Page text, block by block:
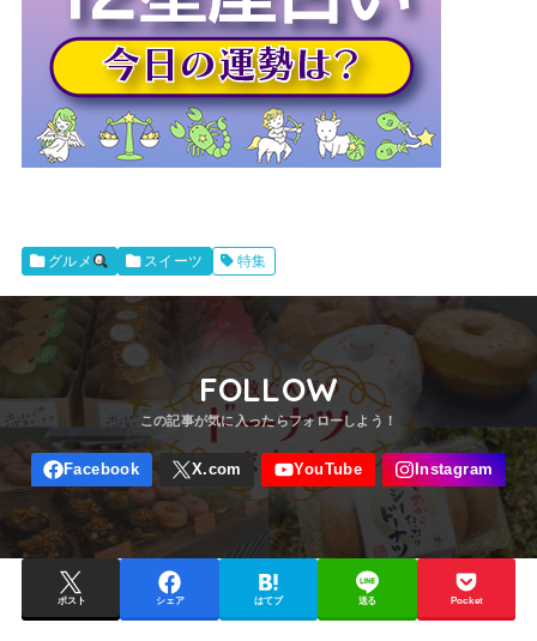
グルメ スイーツ 特集
FOLLOW
ポスト シェア はてブ 送る Pocket